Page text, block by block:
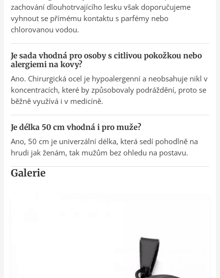
zachování dlouhotrvajícího lesku však doporučujeme
vyhnout se přímému kontaktu s parfémy nebo
chlorovanou vodou.
Je sada vhodná pro osoby s citlivou pokožkou nebo
alergiemi na kovy?
Ano. Chirurgická ocel je hypoalergenní a neobsahuje nikl v
koncentracích, které by způsobovaly podráždění, proto se
běžně využívá i v medicíně.
Je délka 50 cm vhodná i pro muže?
Ano, 50 cm je univerzální délka, která sedí pohodlně na
hrudi jak ženám, tak mužům bez ohledu na postavu.
Galerie